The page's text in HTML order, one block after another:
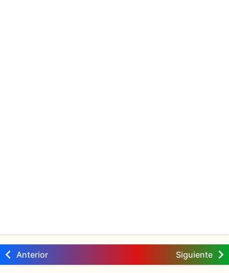
Anterior Siguiente